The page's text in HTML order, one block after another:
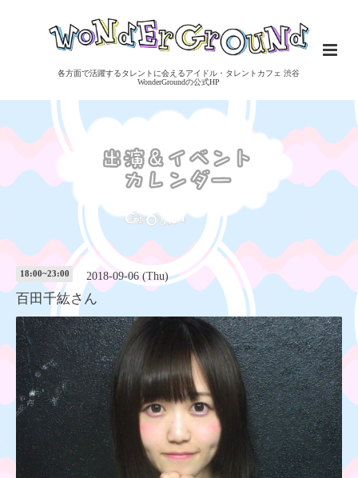
各方面で活躍するタレントに会えるアイドル・タレントカフェ 渋谷
WonderGroundの公式HP
18:00~23:00 2018-09-06 (Thu)
百田千紘さん